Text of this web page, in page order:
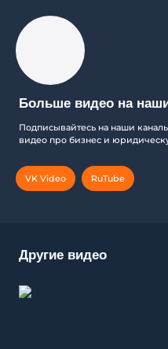
Другие видео
Больше видео на
Подписывайтесь на наши
видео про бизнес и
VK Video RuTube